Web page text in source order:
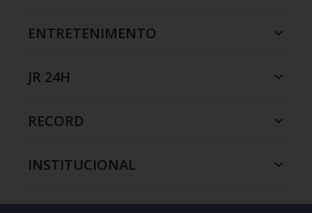
ENTRETENIMENTO
JR 24H
RECORD
INSTITUCIONAL